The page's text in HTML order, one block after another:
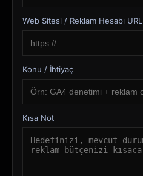
Web Sitesi / Reklam Hesabı URL
Konu / İhtiyaç
Kısa Not